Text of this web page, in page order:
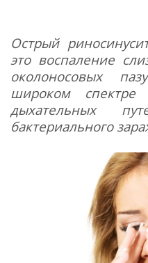
Острый
это воспаление
околоносовых
широком спектре
дыхательных
бактериального